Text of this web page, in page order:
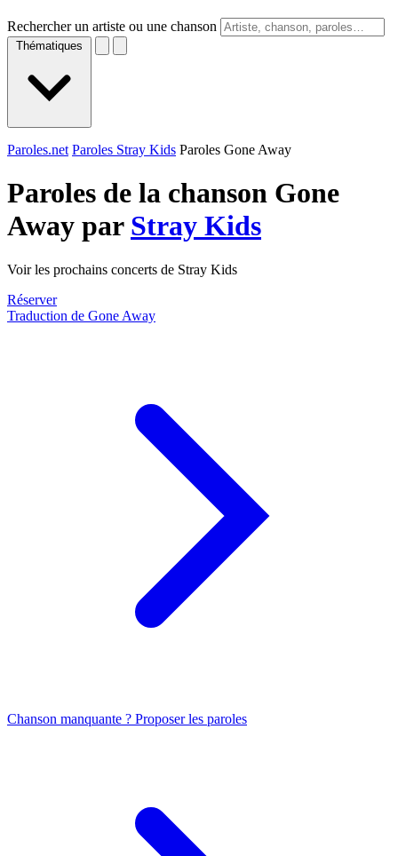
Rechercher un artiste ou une chanson
Thématiques
Paroles.net Paroles Stray Kids Paroles Gone Away
Paroles de la chanson Gone
Away par Stray Kids
Voir les prochains concerts de Stray Kids
Réserver
Traduction de Gone Away
Chanson manquante ? Proposer les paroles